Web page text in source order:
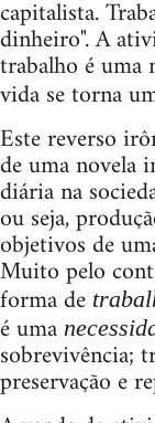
capitalista.
dinheiro". A
trabalho é uma
vida se torna
Este reverso
de uma novela
diária na
ou seja,
objetivos de
Muito pelo
forma de
é uma
sobrevivência;
preservação e